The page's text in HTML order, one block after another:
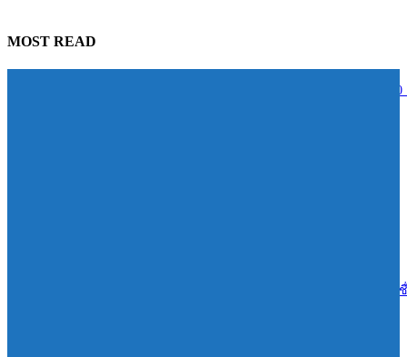
MOST READ
STECON ปลื้มนักลงทุนตอบรับหุ้นกู้เกินเป้าหมาย ระดมทุนสำเร็จ
เอสซีจี ผนึก ม.มหิดล ยกระดับ Work-based Learning ปั้น Future Talent เ